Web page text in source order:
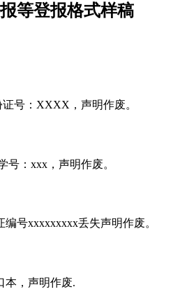
等登报格式样稿
号：XXXX，声明作废。
：xxx，声明作废。
号xxxxxxxxx丢失声明作废。
，声明作废.